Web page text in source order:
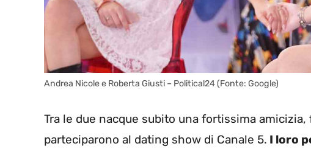
Andrea Nicole e Roberta Giusti – Political24 (Fonte: Google)
Tra le due nacque subito una fortissima
parteciparono al dating show di Canale 5. I loro